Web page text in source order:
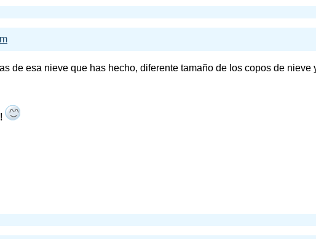
de esa nieve que has hecho, diferente tamaño de los copos de nieve